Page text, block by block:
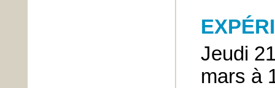
Jeudi
mars à